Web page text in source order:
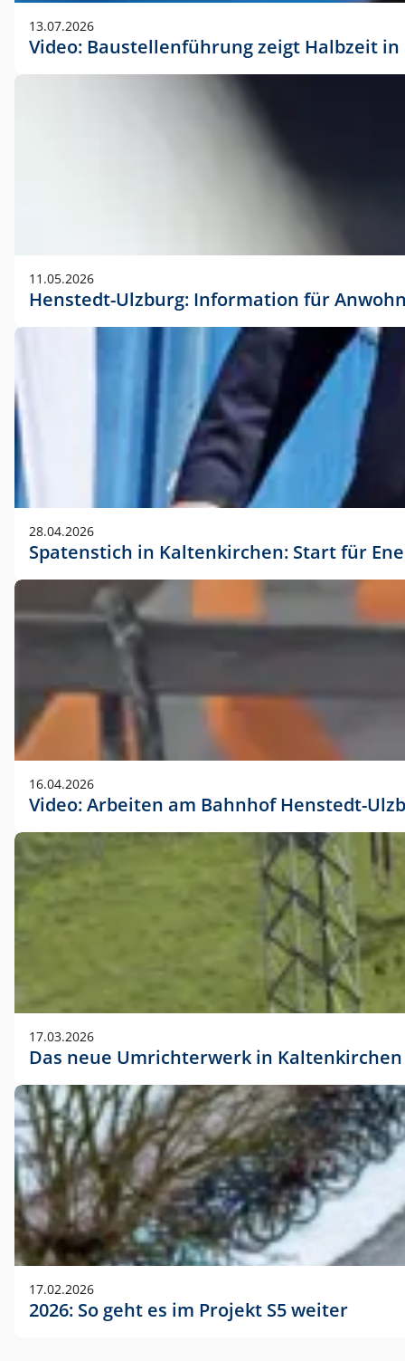
13.07.2026
Video: Baustellenführung zeigt Halbzeit
11.05.2026
Henstedt-Ulzburg: Information für
28.04.2026
Spatenstich in Kaltenkirchen: Start für
16.04.2026
Video: Arbeiten am Bahnhof Henstedt-
17.03.2026
Das neue Umrichterwerk in Kaltenkirchen
17.02.2026
2026: So geht es im Projekt S5 weiter